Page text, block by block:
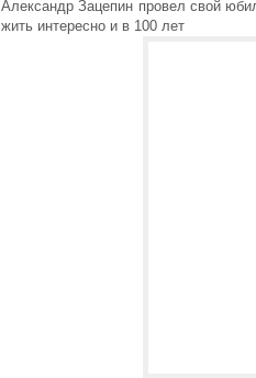
Александр Зацепин провел свой
жить интересно и в 100 лет